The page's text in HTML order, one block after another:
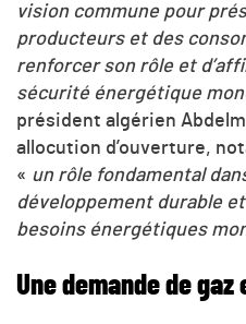
vision commune pour
producteurs et des
renforcer son rôle et
sécurité énergétique
président algérien
allocution d’ouverture,
« un rôle fondamental
développement durable
besoins énergétiques
Une demande de